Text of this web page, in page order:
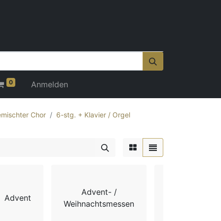
0 Anmelden
Chor 6-stg. + Klavier / Orgel
Advent
Advent- /
Weihnachtsmessen